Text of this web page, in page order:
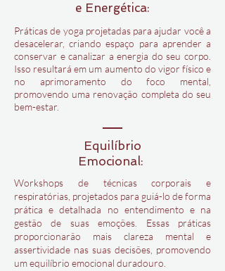
e Energética:
Práticas de yoga projetadas para ajudar você a
desacelerar, criando espaço para aprender a
conservar e canalizar a energia do seu corpo.
Isso resultará em um aumento do vigor físico e
no aprimoramento do foco mental,
promovendo uma renovação completa do seu
bem-estar.
Equilíbrio
Emocional:
Workshops de técnicas corporais e
respiratórias, projetados para guiá-lo de forma
prática e detalhada no entendimento e na
gestão de suas emoções. Essas práticas
proporcionarão mais clareza mental e
assertividade nas suas decisões, promovendo
um equilíbrio emocional duradouro.​